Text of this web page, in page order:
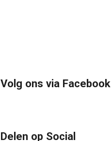
Volg ons via Facebook
Delen op Social